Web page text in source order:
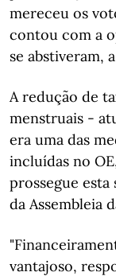
mereceu os
contou com a
se abstiveram,
A redução de
menstruais -
era uma das
incluídas no
prossegue esta
da Assembleia
vantajoso,